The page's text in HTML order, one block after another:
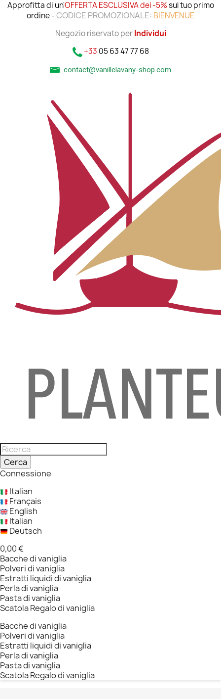
Approfitta di un'OFFERTA ESCLUSIVA del -5%sul tuo primo
ordine -CODICE PROMOZIONALE: BIENVENUE
Negozio riservato perIndividui
+33 05 63 47 77 68
contact@vanillelavany-shop.com
Cerca
Connessione
Italian
Français
English
Italian
Deutsch
0,00 €
Bacche di vaniglia
Polveri di vaniglia
Estratti liquidi di vaniglia
Perla di vaniglia
Pasta di vaniglia
Scatola Regalo di vaniglia
Bacche di vaniglia
Polveri di vaniglia
Estratti liquidi di vaniglia
Perla di vaniglia
Pasta di vaniglia
Scatola Regalo di vaniglia